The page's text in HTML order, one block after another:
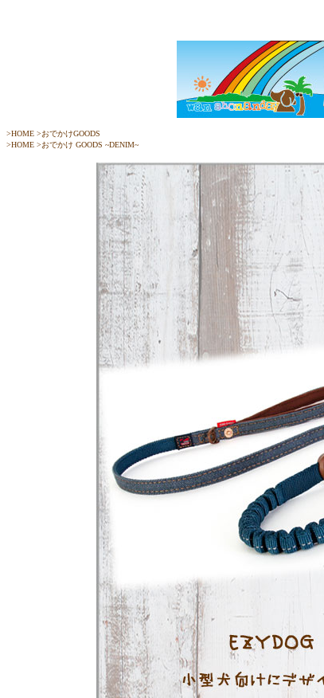
>HOME >おでかけGOODS
>HOME >おでかけ GOODS ~DENIM~